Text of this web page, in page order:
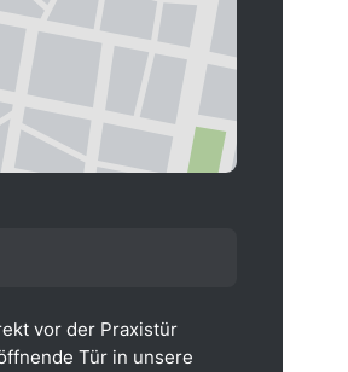
vor der Praxistür
Tür in unsere